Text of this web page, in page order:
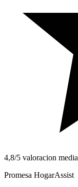
4,8/5 valoracion media
Promesa HogarAssist